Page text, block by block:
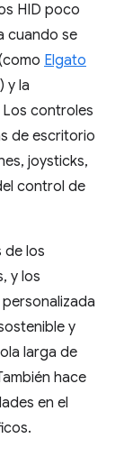
HID poco
cuando se
Elgato
) y la
controles
de escritorio
joysticks,
control de
de los
y los
y
larga de
hace
en el